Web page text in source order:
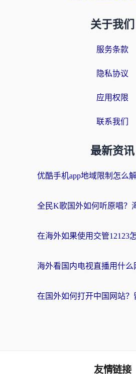
关于我们
服务条款
隐私协议
应用权限
联系我们
最新资讯
友情链接